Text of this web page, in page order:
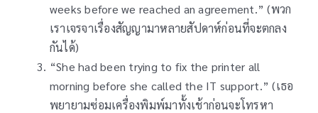
weeks before we reached an agreement.” (พวก
เราเจรจาเรื่องสัญญามาหลายสัปดาห์ก่อนที่จะตกลง
กันได้)
“She had been trying to fix the printer all
morning before she called the IT support.” (เธอ
พยายามซ่อมเครื่องพิมพ์มาทั้งเช้าก่อนจะโทรหา